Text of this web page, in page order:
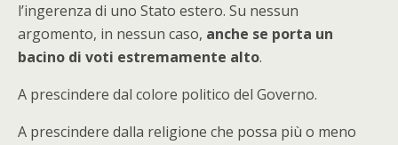
l’ingerenza di uno Stato estero. Su nessun
argomento, in nessun caso, anche se porta un
bacino di voti estremamente alto.
A prescindere dal colore politico del Governo.
A prescindere dalla religione che possa più o meno